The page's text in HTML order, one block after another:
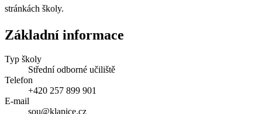
stránkách školy.
Základní informace
Typ školy
Střední odborné učiliště
Telefon
+420 257 899 901
E-mail
sou@klapice.cz